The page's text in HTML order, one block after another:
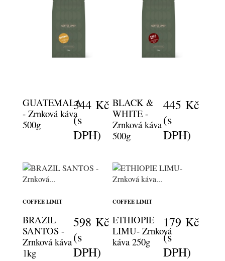
GUATEMALA
- Zrnková káva
500g
344 Kč
(s
DPH)
BLACK &
WHITE -
Zrnková káva
500g
445 Kč
(s
DPH)
COFFEE LIMIT
BRAZIL
SANTOS -
Zrnková káva
1kg
598 Kč
(s
DPH)
COFFEE LIMIT
ETHIOPIE
LIMU- Zrnková
káva 250g
179 Kč
(s
DPH)